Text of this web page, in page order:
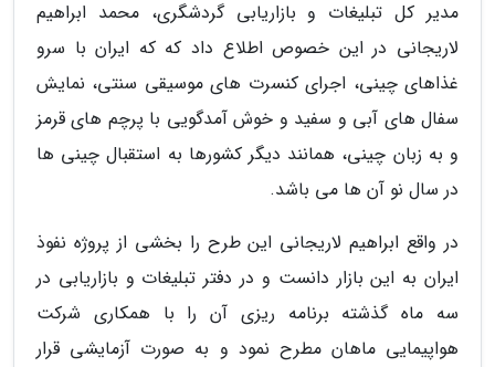
مدیر کل تبلیغات و بازاریابی گردشگری، محمد ابراهیم
لاریجانی در این خصوص اطلاع داد که که ایران با سرو
غذاهای چینی، اجرای کنسرت های موسیقی سنتی، نمایش
سفال های آبی و سفید و خوش آمدگویی با پرچم های قرمز
و به زبان چینی، همانند دیگر کشورها به استقبال چینی ها
در سال نو آن ها می باشد.
در واقع ابراهیم لاریجانی این طرح را بخشی از پروژه نفوذ
ایران به این بازار دانست و در دفتر تبلیغات و بازاریابی در
سه ماه گذشته برنامه ریزی آن را با همکاری شرکت
هواپیمایی ماهان مطرح نمود و به صورت آزمایشی قرار